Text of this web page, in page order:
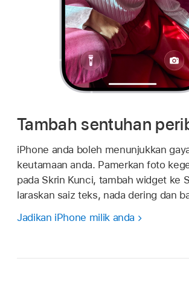
Tambah sentuhan
iPhone anda boleh menunjukkan
keutamaan anda. Pamerkan foto
pada Skrin Kunci, tambah widget ke
laraskan saiz teks, nada dering dan
Jadikan iPhone milik anda